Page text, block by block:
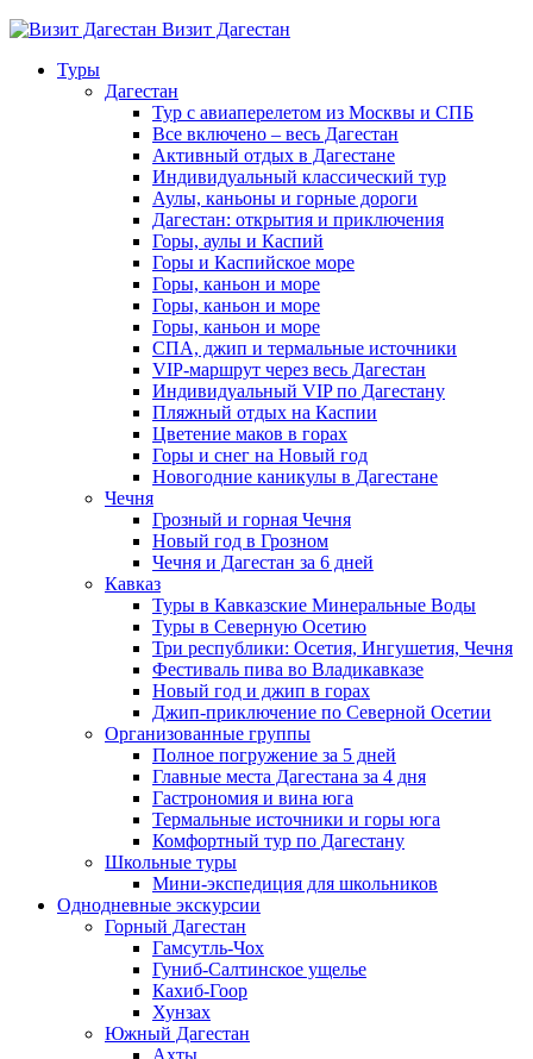
Визит Дагестан
Туры
Дагестан
Тур с авиаперелетом из Москвы и СПБ
Все включено – весь Дагестан
Активный отдых в Дагестане
Индивидуальный классический тур
Аулы, каньоны и горные дороги
Дагестан: открытия и приключения
Горы, аулы и Каспий
Горы и Каспийское море
Горы, каньон и море
Горы, каньон и море
Горы, каньон и море
СПА, джип и термальные источники
VIP-маршрут через весь Дагестан
Индивидуальный VIP по Дагестану
Пляжный отдых на Каспии
Цветение маков в горах
Горы и снег на Новый год
Новогодние каникулы в Дагестане
Чечня
Грозный и горная Чечня
Новый год в Грозном
Чечня и Дагестан за 6 дней
Кавказ
Туры в Кавказские Минеральные Воды
Туры в Северную Осетию
Три республики: Осетия, Ингушетия, Чечня
Фестиваль пива во Владикавказе
Новый год и джип в горах
Джип-приключение по Северной Осетии
Организованные группы
Полное погружение за 5 дней
Главные места Дагестана за 4 дня
Гастрономия и вина юга
Термальные источники и горы юга
Комфортный тур по Дагестану
Школьные туры
Мини-экспедиция для школьников
Однодневные экскурсии
Горный Дагестан
Гамсутль-Чох
Гуниб-Салтинское ущелье
Кахиб-Гоор
Хунзах
Южный Дагестан
Ахты